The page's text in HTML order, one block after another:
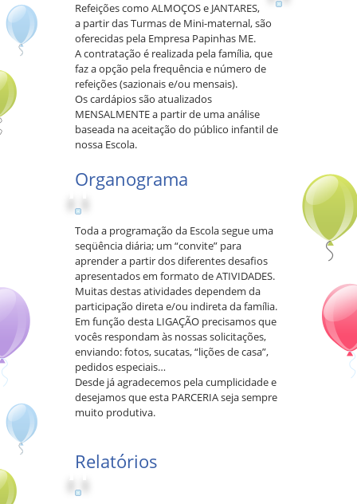
Refeições como ALMOÇOS e JANTARES,
a partir das Turmas de Mini-maternal, são
oferecidas pela Empresa Papinhas ME.
A contratação é realizada pela família, que
faz a opção pela frequência e número de
refeições (sazionais e/ou mensais).
Os cardápios são atualizados
MENSALMENTE a partir de uma análise
baseada na aceitação do público infantil de
nossa Escola.
Organograma
Toda a programação da Escola segue uma
seqüência diária; um “convite” para
aprender a partir dos diferentes desafios
apresentados em formato de ATIVIDADES.
Muitas destas atividades dependem da
participação direta e/ou indireta da família.
Em função desta LIGAÇÃO precisamos que
vocês respondam às nossas solicitações,
enviando: fotos, sucatas, “lições de casa”,
pedidos especiais…
Desde já agradecemos pela cumplicidade e
desejamos que esta PARCERIA seja sempre
muito produtiva.
Relatórios